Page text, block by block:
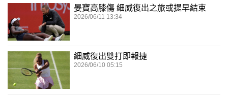
晏寶高膝傷 細威復出之旅或提早結束
2026/06/11 13:34
細威復出雙打即報捷
2026/06/10 05:15